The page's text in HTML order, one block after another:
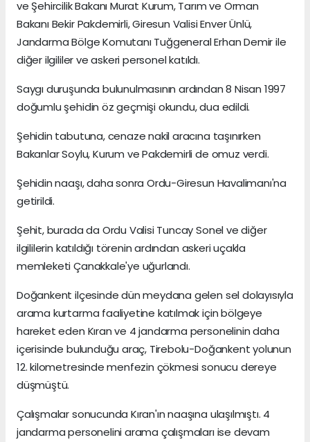
ve Şehircilik Bakanı Murat Kurum, Tarım ve Orman
Bakanı Bekir Pakdemirli, Giresun Valisi Enver Ünlü,
Jandarma Bölge Komutanı Tuğgeneral Erhan Demir ile
diğer ilgililer ve askeri personel katıldı.
Saygı duruşunda bulunulmasının ardından 8 Nisan 1997
doğumlu şehidin öz geçmişi okundu, dua edildi.
Şehidin tabutuna, cenaze nakil aracına taşınırken
Bakanlar Soylu, Kurum ve Pakdemirli de omuz verdi.
Şehidin naaşı, daha sonra Ordu-Giresun Havalimanı'na
getirildi.
Şehit, burada da Ordu Valisi Tuncay Sonel ve diğer
ilgililerin katıldığı törenin ardından askeri uçakla
memleketi Çanakkale'ye uğurlandı.
Doğankent ilçesinde dün meydana gelen sel dolayısıyla
arama kurtarma faaliyetine katılmak için bölgeye
hareket eden Kıran ve 4 jandarma personelinin daha
içerisinde bulunduğu araç, Tirebolu-Doğankent yolunun
12. kilometresinde menfezin çökmesi sonucu dereye
düşmüştü.
Çalışmalar sonucunda Kıran'ın naaşına ulaşılmıştı. 4
jandarma personelini arama çalışmaları ise devam